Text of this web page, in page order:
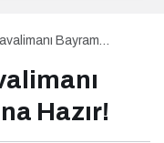
Bayram
Hazır!